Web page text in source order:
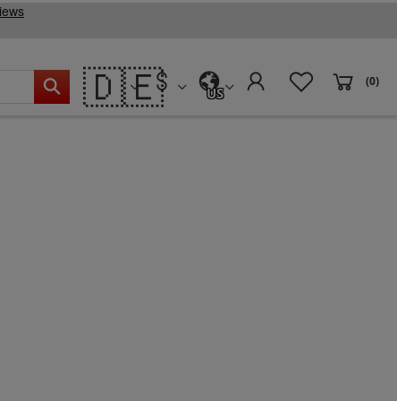
🇩🇪 US
(0)